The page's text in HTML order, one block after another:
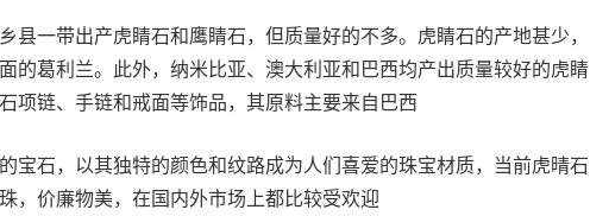
县一带出产虎睛石和鹰睛石，但质量好的不多。虎睛石的产地甚少，
的葛利兰。此外，纳米比亚、澳大利亚和巴西均产出质量较好的虎睛
项链、手链和戒面等饰品，其原料主要来自巴西
宝石，以其独特的颜色和纹路成为人们喜爱的珠宝材质，当前虎晴石
，价廉物美，在国内外市场上都比较受欢迎